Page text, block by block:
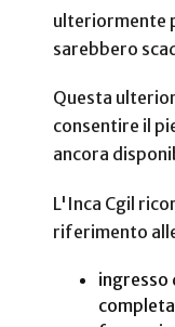
ulteriormente
sarebbero
Questa
consentire il
ancora
L'Inca Cgil
riferimento
ingresso